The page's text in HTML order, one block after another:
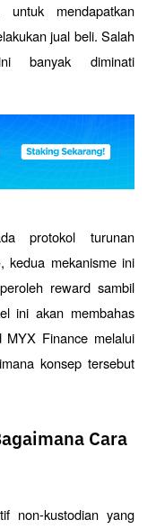
mendapatkan
jual beli. Salah
banyak diminati
protokol turunan
, kedua mekanisme ini
reward sambil
ini akan membahas
MYX Finance melalui
konsep tersebut
Cara
non-kustodian yang